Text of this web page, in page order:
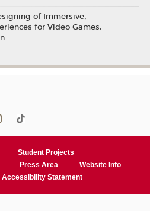
of Immersive,
for Video Games,
Student Projects
Press Area
Website Info
Accessibility Statement